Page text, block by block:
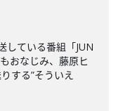
している番組「JUN
おなじみ、藤原ヒ
する”そういえ